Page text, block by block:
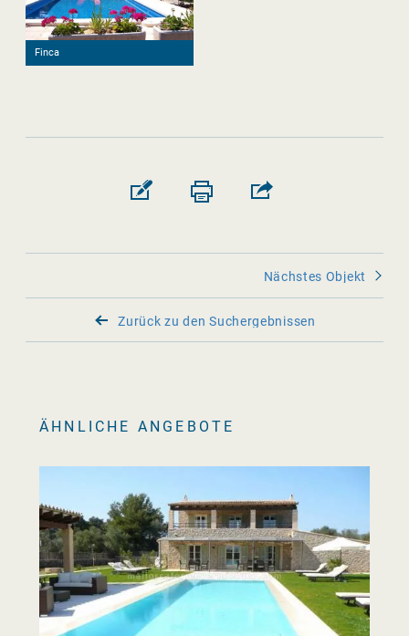
Finca
Nächstes Objekt
Zurück zu den Suchergebnissen
ÄHNLICHE ANGEBOTE